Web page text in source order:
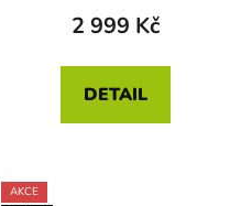
2 999 Kč
DETAIL
AKCE